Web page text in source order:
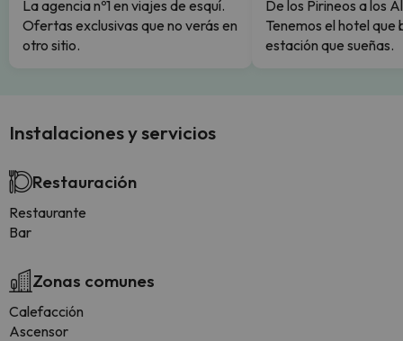
La agencia nº1 en viajes de esquí.
Ofertas exclusivas que no verás en
otro sitio.
De los Pirineos a los
Tenemos el hotel que
estación que sueñas.
Instalaciones y servicios
Restauración
Restaurante
Bar
Zonas comunes
Calefacción
Ascensor